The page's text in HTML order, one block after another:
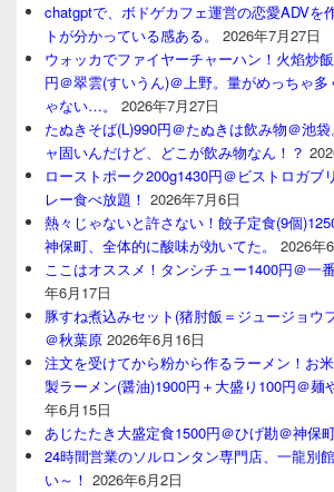
chatgptで、ボドゲカフェ運営の恋愛ADVを
トが分かっている感ある。
2026年7月27日
ウォッカでファイヤーチャーハン！火焰炒
円＠翠雲(すいうん)＠上野。量がめっちゃ多
ゃない…。
2026年7月27日
たぬきそば(L)990円＠たぬきは飲み物＠池
ャ固いんだけど、どこが飲み物なん！？
ローストポーク200g1430円＠ビストロガブ
レー食べ放題！ 2026年7月6日
熱々じゃないと許さない！餃子定食(9個
神保町、全体的に酸味が効いてた。
2026年
ここはオススメ！タンシチュー1400円＠一
年6月17日
豚すね煮込みセット(猪肘飯＝ジュージョウ
＠秋葉原 2026年6月16日
注文を受けてから粉から作るラーメン！お
製ラーメン(醤油)1900円＋大盛り100円＠麺
年6月15日
あじたたき大盛定食1500円＠ひげ勘＠神保
24時間営業のソルロンタン専門店、一龍別
い～！ 2026年6月2日